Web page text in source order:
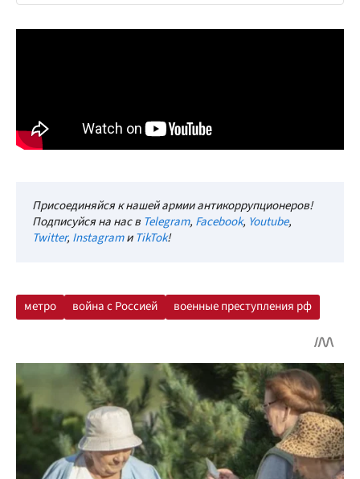
Присоединяйся к нашей армии антикоррупционеров!
Подписуйся на нас в Telegram, Facebook, Youtube,
Twitter, InstagramиTikTok!
метро война с Россией военные преступления рф